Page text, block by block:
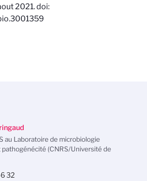
2021. doi:
au Laboratoire de microbiologie
(CNRS/Université de
32